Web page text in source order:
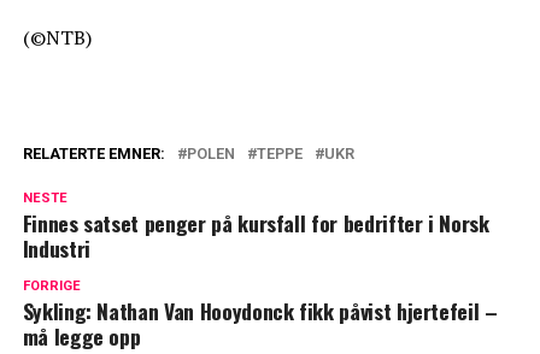
(©NTB)
RELATERTE EMNER: POLEN TEPPE UKR
NESTE
Finnes satset penger på kursfall for bedrifter i Norsk
Industri
FORRIGE
Sykling: Nathan Van Hooydonck fikk påvist hjertefeil –
må legge opp